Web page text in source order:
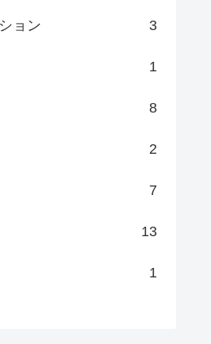
ョン 3
1
8
2
7
13
1